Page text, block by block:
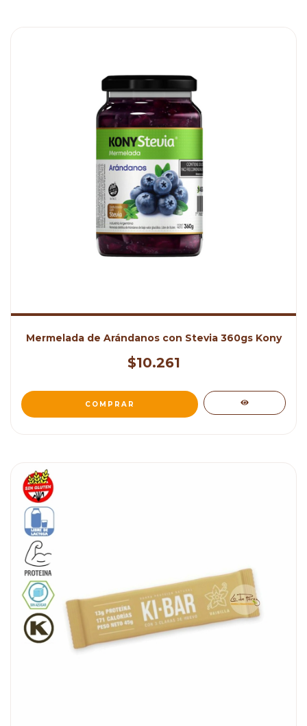
Mermelada de Arándanos con Stevia 360gs Kony
$10.261